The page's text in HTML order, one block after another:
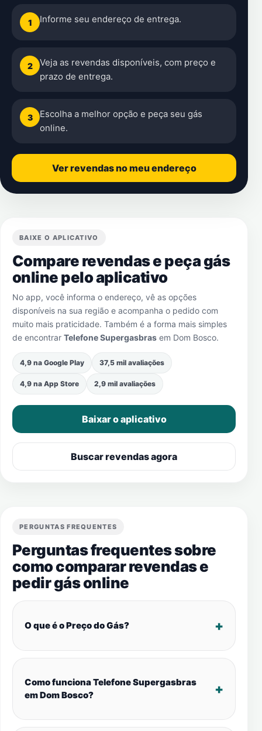
1 Informe seu endereço de entrega.
2
Veja as revendas disponíveis, com preço e
prazo de entrega.
3
Escolha a melhor opção e peça seu gás
online.
Ver revendas no meu endereço
BAIXE O APLICATIVO
Compare revendas e peça gás
online pelo aplicativo
No app, você informa o endereço, vê as opções
disponíveis na sua região e acompanha o pedido com
muito mais praticidade. Também é a forma mais simples
de encontrar Telefone Supergasbras em Dom Bosco.
4,9 na Google Play 37,5 mil avaliações
4,9 na App Store 2,9 mil avaliações
Baixar o aplicativo
Buscar revendas agora
PERGUNTAS FREQUENTES
Perguntas frequentes sobre
como comparar revendas e
pedir gás online
O que é o Preço do Gás?
Como funciona Telefone Supergasbras
em Dom Bosco?